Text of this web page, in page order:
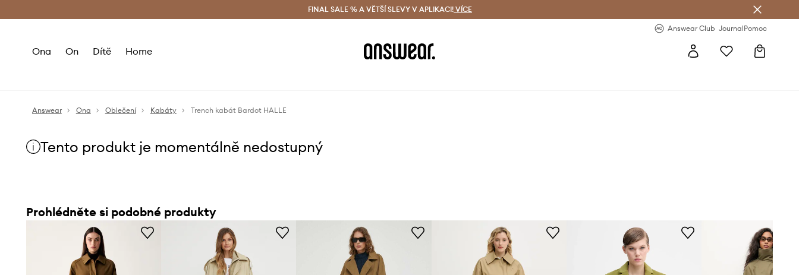
Doručení a vrácení zdarma (od 1800 Kč) Doručení i do 24 h
FINAL SALE % A VĚTŠÍ SLEVY V APLIKACI! VÍCE
Answear Club JournalPomoc
Ona On Dítě Home
Answear Ona Oblečení Kabáty Trench kabát Bardot HALLE
Tento produkt je momentálně nedostupný
Prohlédněte si podobné produkty